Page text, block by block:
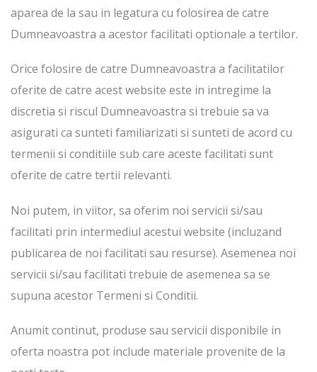
aparea de la sau in legatura cu folosirea de catre
Dumneavoastra a acestor facilitati optionale a tertilor.
Orice folosire de catre Dumneavoastra a facilitatilor
oferite de catre acest website este in intregime la
discretia si riscul Dumneavoastra si trebuie sa va
asigurati ca sunteti familiarizati si sunteti de acord cu
termenii si conditiile sub care aceste facilitati sunt
oferite de catre tertii relevanti.
Noi putem, in viitor, sa oferim noi servicii si/sau
facilitati prin intermediul acestui website (incluzand
publicarea de noi facilitati sau resurse). Asemenea noi
servicii si/sau facilitati trebuie de asemenea sa se
supuna acestor Termeni si Conditii.
Anumit continut, produse sau servicii disponibile in
oferta noastra pot include materiale provenite de la